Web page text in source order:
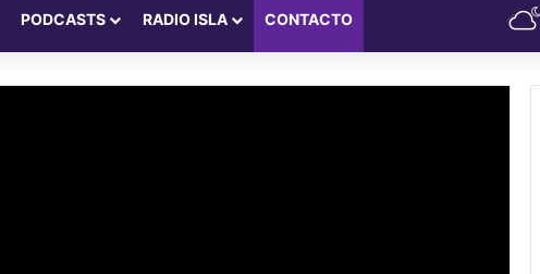
PODCASTS RADIO ISLA CONTACTO